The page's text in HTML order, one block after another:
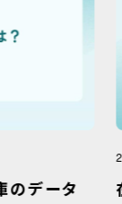
データ